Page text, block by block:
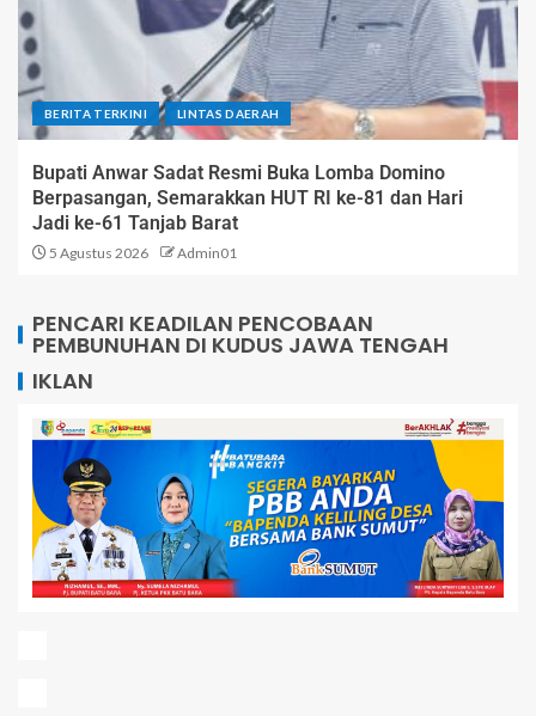
BERITA TERKINI LINTAS DAERAH
Bupati Anwar Sadat Resmi Buka Lomba Domino
Berpasangan, Semarakkan HUT RI ke-81 dan Hari
Jadi ke-61 Tanjab Barat
5 Agustus 2026 Admin01
PENCARI KEADILAN PENCOBAAN
PEMBUNUHAN DI KUDUS JAWA TENGAH
IKLAN